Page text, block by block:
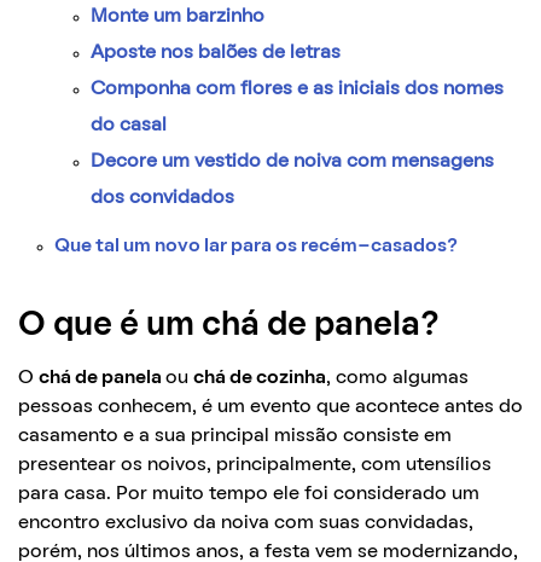
Monte um barzinho
Aposte nos balões de letras
Componha com flores e as iniciais dos nomes
do casal
Decore um vestido de noiva com mensagens
dos convidados
Que tal um novo lar para os recém-casados?
O que é um chá de panela?
O chá de panela ou chá de cozinha, como algumas
pessoas conhecem, é um evento que acontece antes do
casamento e a sua principal missão consiste em
presentear os noivos, principalmente, com utensílios
para casa. Por muito tempo ele foi considerado um
encontro exclusivo da noiva com suas convidadas,
porém, nos últimos anos, a festa vem se modernizando,